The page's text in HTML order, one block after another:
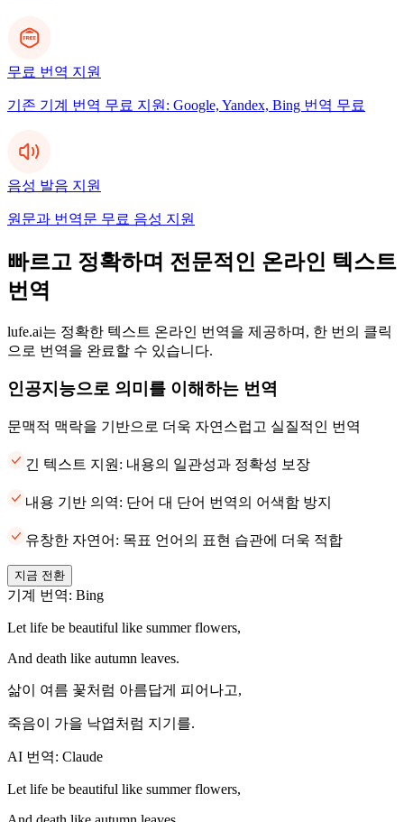
무료 번역 지원
기존 기계 번역 무료 지원: Google, Yandex, Bing 번역 무료
음성 발음 지원
원문과 번역문 무료 음성 지원
빠르고 정확하며 전문적인 온라인 텍스트
번역
lufe.ai는 정확한 텍스트 온라인 번역을 제공하며, 한 번의 클릭
으로 번역을 완료할 수 있습니다.
인공지능으로 의미를 이해하는 번역
문맥적 맥락을 기반으로 더욱 자연스럽고 실질적인 번역
긴 텍스트 지원: 내용의 일관성과 정확성 보장
내용 기반 의역: 단어 대 단어 번역의 어색함 방지
유창한 자연어: 목표 언어의 표현 습관에 더욱 적합
지금 전환
기계 번역: Bing
Let life be beautiful like summer flowers,
And death like autumn leaves.
삶이 여름 꽃처럼 아름답게 피어나고,
죽음이 가을 낙엽처럼 지기를.
AI 번역: Claude
Let life be beautiful like summer flowers,